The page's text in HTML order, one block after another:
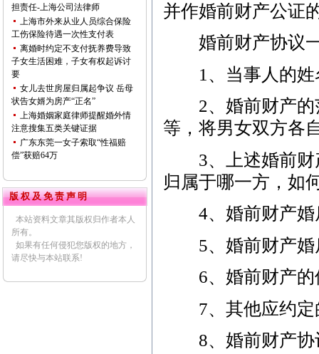
担责任-上海公司法律师
上海市外来从业人员综合保险
工伤保险待遇一次性支付表
离婚时约定不支付抚养费导致
子女生活困难，子女有权起诉讨
要
女儿去世房屋归属起争议 岳母
状告女婿为房产“正名”
上海婚姻家庭律师提醒婚外情
注意搜集五类关键证据
广东东莞一女子索取“性福赔
偿”获赔64万
版 权 及 免 责 声 明
本站资料文章其版权归作者本人
所有。
如果有任何侵犯您版权的地方，
请尽快与本站联系!
并作婚前财产公证
婚前财产协议一
1、当事人的姓
2、婚前财产的
等，将男女双方各
3、上述婚前财
归属于哪一方，如
4、婚前财产婚
5、婚前财产婚
6、婚前财产的
7、其他应约定
8、婚前财产协